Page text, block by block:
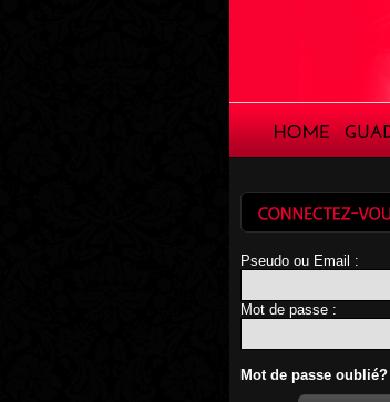
Pseudo ou Email :
Mot de passe :
Mot de passe oublié?